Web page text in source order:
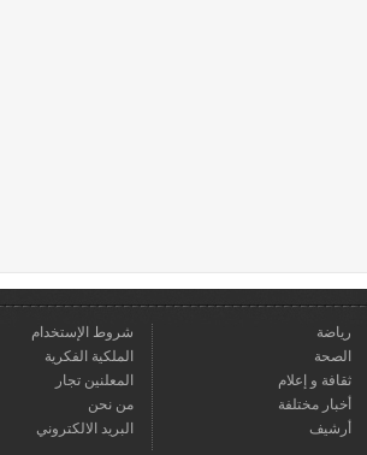
رياضة
الصحة
ثقافة و إعلام
أخبار مختلفة
أرشيف
شروط الإستخدام
الملكية الفكرية
المعلنين تجار
من نحن
البريد الالكتروني